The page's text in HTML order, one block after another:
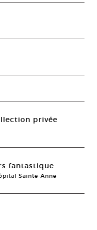
privée
fantastique
Sainte-Anne